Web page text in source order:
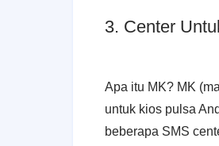
3. Center
Apa itu MK? MK
untuk kios pulsa
beberapa SMS